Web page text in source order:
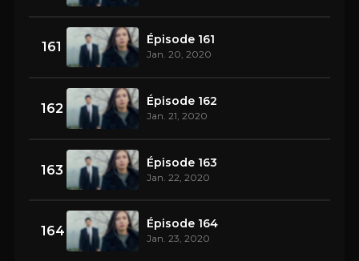
161 Épisode 161
Jan. 20, 2020
162 Épisode 162
Jan. 21, 2020
163 Épisode 163
Jan. 22, 2020
164 Épisode 164
Jan. 23, 2020